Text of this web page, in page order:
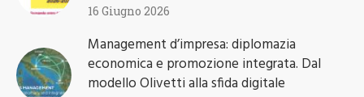
16 Giugno 2026
Management d’impresa: diplomazia
economica e promozione integrata. Dal
modello Olivetti alla sfida digitale